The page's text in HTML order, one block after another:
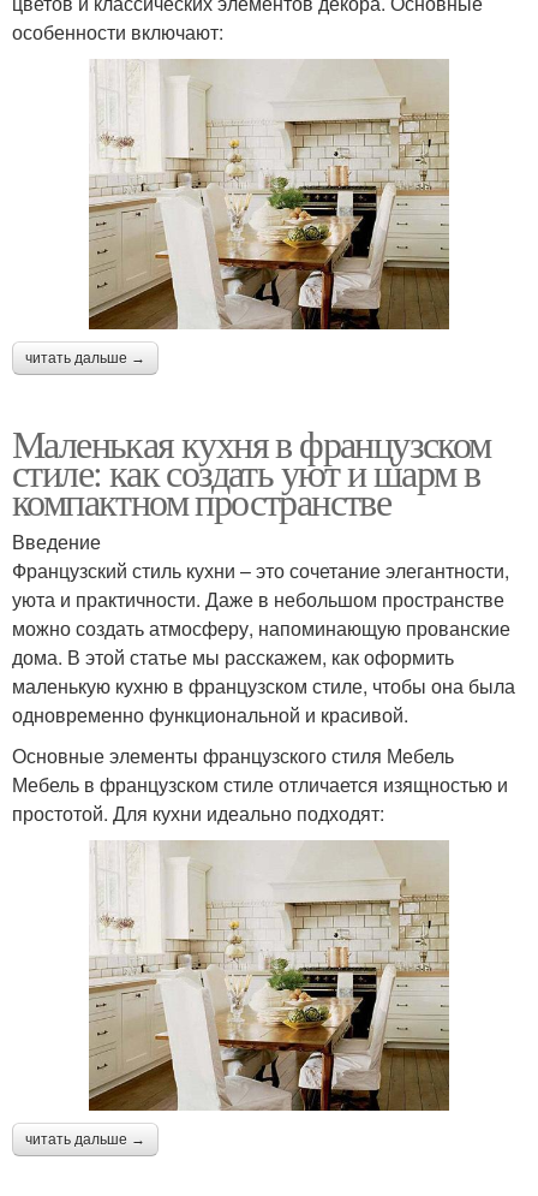
особенности включают:
читать дальше →
Маленькая кухня в французском
стиле: как создать уют и шарм в
компактном пространстве
Введение
Французский стиль кухни – это сочетание элегантности,
уюта и практичности. Даже в небольшом пространстве
можно создать атмосферу, напоминающую прованские
дома. В этой статье мы расскажем, как оформить
маленькую кухню в французском стиле, чтобы она была
одновременно функциональной и красивой.
Основные элементы французского стиля Мебель
Мебель в французском стиле отличается изящностью и
простотой. Для кухни идеально подходят:
читать дальше →